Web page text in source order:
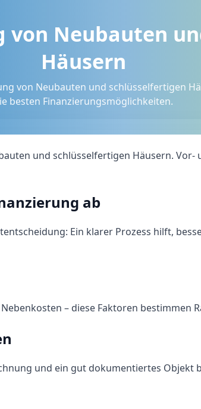
von Neubauten
Häusern
von Neubauten und schlüsselfertigen
besten Finanzierungsmöglichkeiten.
und schlüsselfertigen Häusern. Vor-
ab
Ein klarer Prozess hilft,
– diese Faktoren bestimmen
und ein gut dokumentiertes Objekt